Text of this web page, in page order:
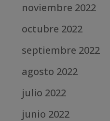
noviembre 2022
octubre 2022
septiembre 2022
agosto 2022
julio 2022
junio 2022